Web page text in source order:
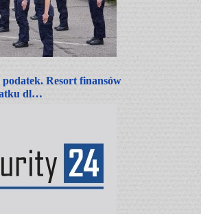
Resort finansów
dl…